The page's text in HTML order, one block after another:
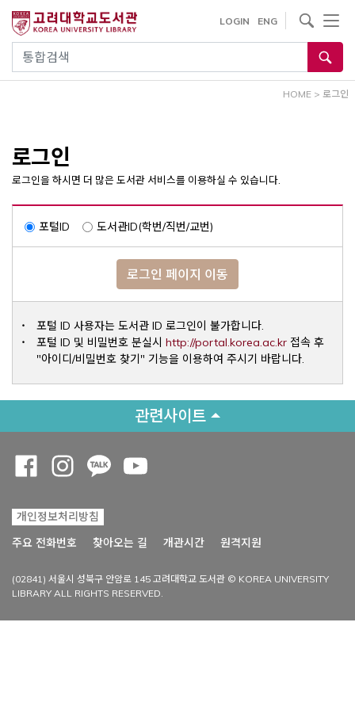
건
통합검색
LOGIN ENG
사이트내 검색
HOME > 로그인
로그인
로그인을 하시면 더 많은 도서관 서비스를 이용하실 수 있습니다.
포털ID 도서관ID(학번/직번/교번)
로그인 페이지 이동
포털 ID 사용자는 도서관 ID 로그인이 불가합니다.
포털 ID 및 비밀번호 분실시 http://portal.korea.ac.krOpens a
접속 후
"아이디/비밀번호 찾기" 기능을 이용하여 주시기 바랍니다.
관련사이트
개인정보처리방침
주요 전화번호
찾아오는 길 개관시간 원격지원
(02841) 서울시 성북구 안암로 145 고려대학교 도서관 © KOREA UNIVERSITY
LIBRARY ALL RIGHTS RESERVED.
Opens a new window
Opens a new window
Opens a new window